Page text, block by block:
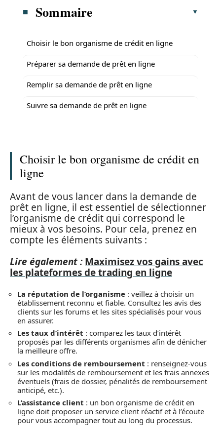
Sommaire
Choisir le bon organisme de crédit en ligne
Préparer sa demande de prêt en ligne
Remplir sa demande de prêt en ligne
Suivre sa demande de prêt en ligne
Choisir le bon organisme de crédit en
ligne
Avant de vous lancer dans la demande de
prêt en ligne, il est essentiel de sélectionner
l’organisme de crédit qui correspond le
mieux à vos besoins. Pour cela, prenez en
compte les éléments suivants :
Lire également : Maximisez vos gains avec
les plateformes de trading en ligne
La réputation de l’organisme : veillez à choisir un
établissement reconnu et fiable. Consultez les avis des
clients sur les forums et les sites spécialisés pour vous
en assurer.
Les taux d’intérêt : comparez les taux d’intérêt
proposés par les différents organismes afin de dénicher
la meilleure offre.
Les conditions de remboursement : renseignez-vous
sur les modalités de remboursement et les frais annexes
éventuels (frais de dossier, pénalités de remboursement
anticipé, etc.).
L’assistance client : un bon organisme de crédit en
ligne doit proposer un service client réactif et à l’écoute
pour vous accompagner tout au long du processus.